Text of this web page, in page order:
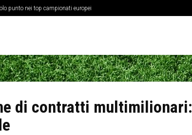
punto nei top campionati europei
la struttura fisica dei centrocampisti
di contratti multimilionari: